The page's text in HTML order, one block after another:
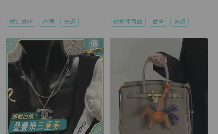
狀況良好 香港 免運 近新閒置品 台灣 免運